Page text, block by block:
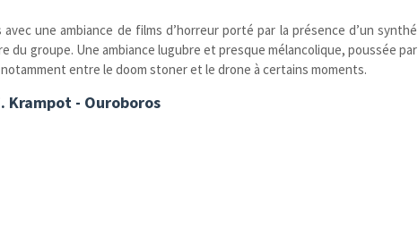
une ambiance de films d’horreur porté par la présence d’un synthé
groupe. Une ambiance lugubre et presque mélancolique, poussée par
entre le doom stoner et le drone à certains moments.
Krampot - Ouroboros